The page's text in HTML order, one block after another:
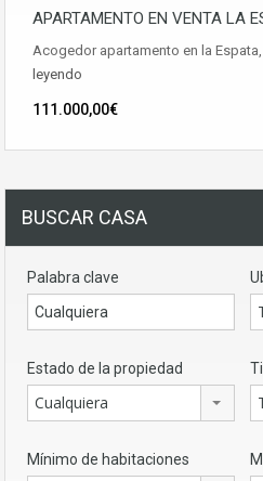
APARTAMENTO EN VENTA LA
Acogedor apartamento en la
leyendo
111.000,00€
BUSCAR CASA
Palabra clave
Estado de la propiedad
Cualquiera
Mínimo de habitaciones